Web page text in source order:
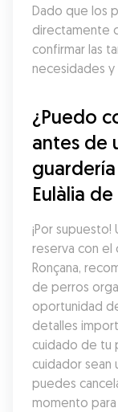
Dado que los
directamente
confirmar las
necesidades
¿Puedo
antes de
Eulàlia
¡Por
reserva con el
Ronçana,
de perros
oportunidad
detalles
cuidado de tu
cuidador sean
puedes
momento